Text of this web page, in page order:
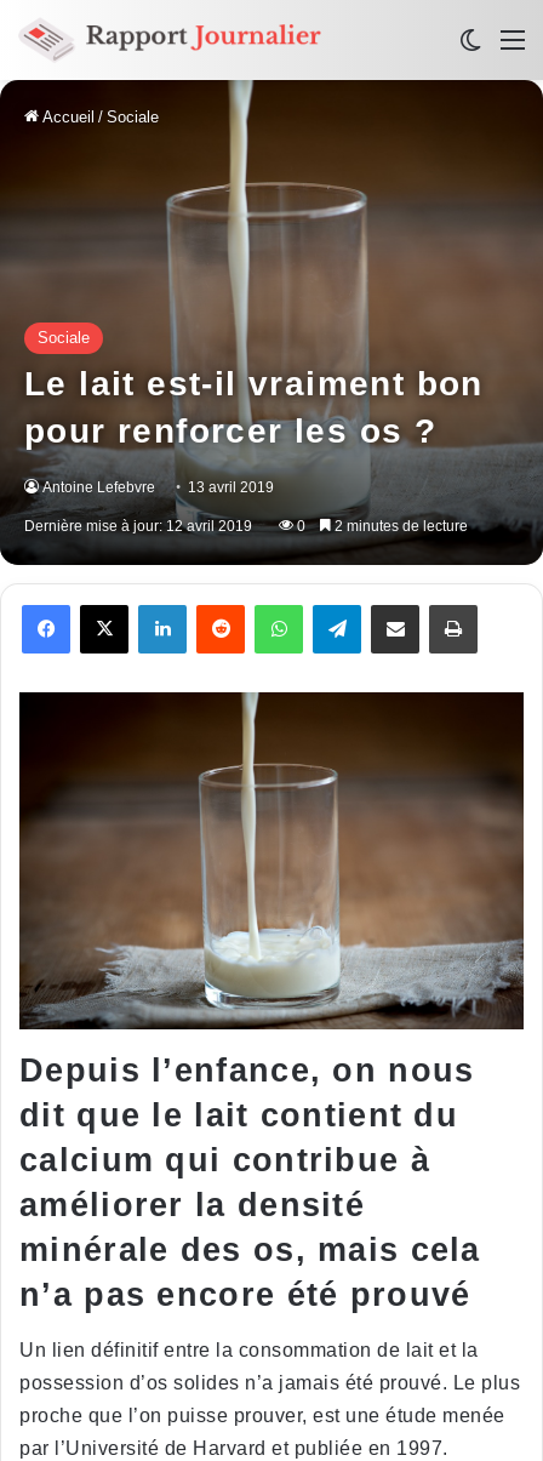
Accueil / Sociale
Sociale
Le lait est-il vraiment bon
pour renforcer les os ?
Antoine Lefebvre 13 avril 2019
Dernière mise à jour: 12 avril 2019 0 2 minutes de lecture
FacebookX LinkedinReddit WhatsAppTelegramPartager par email Imprimer
Depuis l’enfance, on nous
dit que le lait contient du
calcium qui contribue à
améliorer la densité
minérale des os, mais cela
n’a pas encore été prouvé
Un lien définitif entre la consommation de lait et la
possession d’os solides n’a jamais été prouvé. Le plus
proche que l’on puisse prouver, est une étude menée
par l’Université de Harvard et publiée en 1997.